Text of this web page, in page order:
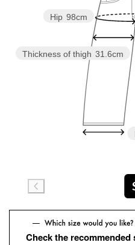
Thickness of thigh 31.6cm
Hip 98cm
Check the recommended